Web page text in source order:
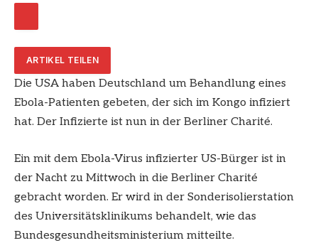
ARTIKEL TEILEN
Die USA haben Deutschland um Behandlung eines
Ebola-Patienten gebeten, der sich im Kongo infiziert
hat. Der Infizierte ist nun in der Berliner Charité.
Ein mit dem Ebola-Virus infizierter US-Bürger ist in
der Nacht zu Mittwoch in die Berliner Charité
gebracht worden. Er wird in der Sonderisolierstation
des Universitätsklinikums behandelt, wie das
Bundesgesundheitsministerium mitteilte.